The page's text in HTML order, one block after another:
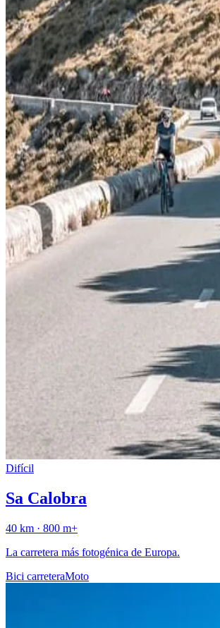
Difícil
Sa Calobra
40 km · 800 m+
La carretera más fotogénica de Europa.
Bici carreteraMoto